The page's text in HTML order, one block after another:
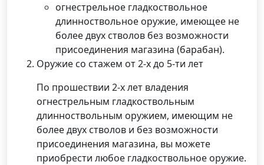
огнестрельное гладкоствольное
длинноствольное оружие, имеющее не
более двух стволов без возможности
присоединения магазина (барабан).
Оружие со стажем от 2-х до 5-ти лет
По прошествии 2-х лет владения
огнестрельным гладкоствольным
длинноствольным оружием, имеющим не
более двух стволов и без возможности
присоединения магазина, вы можете
приобрести любое гладкоствольное оружие.